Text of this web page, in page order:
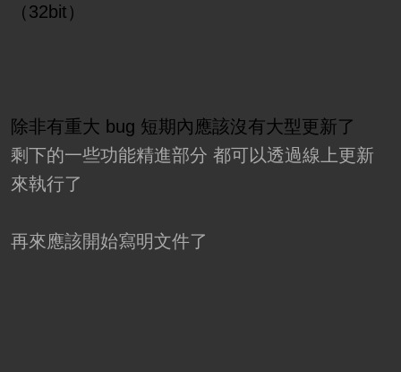
（32bit）
除非有重大 bug 短期內應該沒有大型更新了
剩下的一些功能精進部分 都可以透過線上更新
來執行了
再來應該開始寫明文件了